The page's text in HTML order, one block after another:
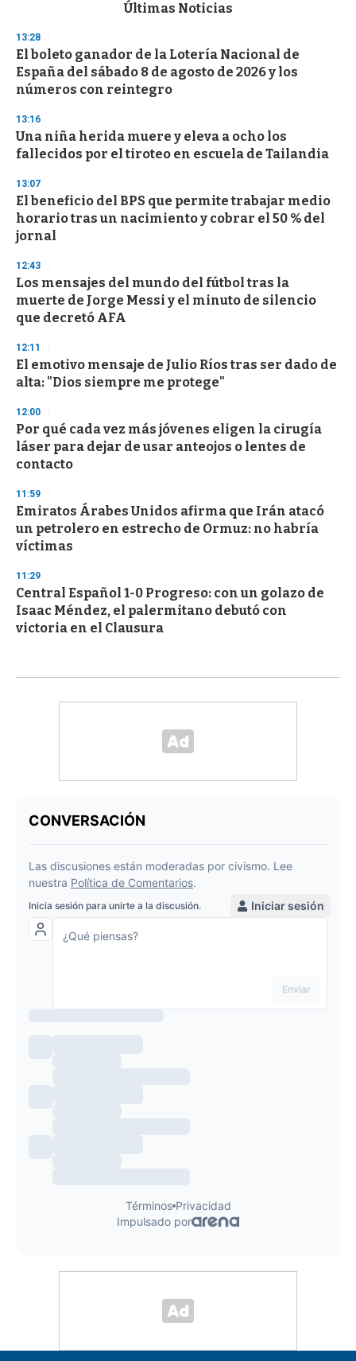
d
s
o
f
3
s
e
c
o
d
s
Últimas Noticias
13:28
El boleto ganador de la Lotería Nacional de
España del sábado 8 de agosto de 2026 y los
números con reintegro
13:16
Una niña herida muere y eleva a ocho los
fallecidos por el tiroteo en escuela de Tailandia
13:07
El beneficio del BPS que permite trabajar medio
horario tras un nacimiento y cobrar el 50 % del
jornal
12:43
Los mensajes del mundo del fútbol tras la
muerte de Jorge Messi y el minuto de silencio
que decretó AFA
12:11
El emotivo mensaje de Julio Ríos tras ser dado de
alta: "Dios siempre me protege"
12:00
Por qué cada vez más jóvenes eligen la cirugía
láser para dejar de usar anteojos o lentes de
contacto
11:59
Emiratos Árabes Unidos afirma que Irán atacó
un petrolero en estrecho de Ormuz: no habría
víctimas
11:29
Central Español 1-0 Progreso: con un golazo de
Isaac Méndez, el palermitano debutó con
victoria en el Clausura